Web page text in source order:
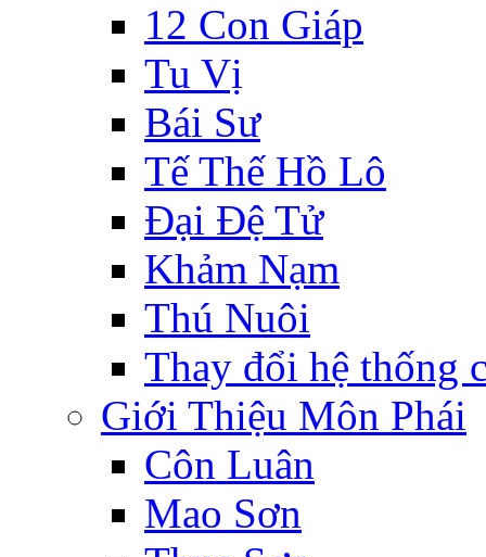
12 Con Giáp
Tu Vị
Bái Sư
Tế Thế Hồ Lô
Đại Đệ Tử
Khảm Nạm
Thú Nuôi
Thay đổi hệ thống
Giới Thiệu Môn Phái
Côn Luân
Mao Sơn